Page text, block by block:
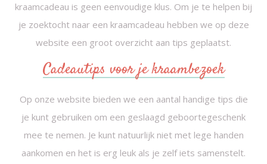
kraamcadeau is geen eenvoudige klus. Om je te helpen bij
je zoektocht naar een kraamcadeau hebben we op deze
website een groot overzicht aan tips geplaatst.
Cadeautips voor je kraambezoek
Op onze website bieden we een aantal handige tips die
je kunt gebruiken om een geslaagd geboortegeschenk
mee te nemen. Je kunt natuurlijk niet met lege handen
aankomen en het is erg leuk als je zelf iets samenstelt.